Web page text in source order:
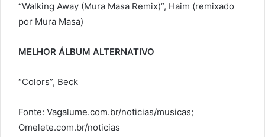
“Walking Away (Mura Masa Remix)”, Haim (remixado
por Mura Masa)
MELHOR ÁLBUM ALTERNATIVO
“Colors”, Beck
Fonte: Vagalume.com.br/noticias/musicas;
Omelete.com.br/noticias